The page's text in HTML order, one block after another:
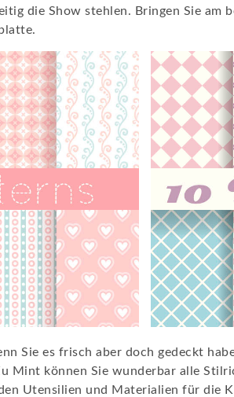
die Show stehlen. Bringen Sie am
Sie es frisch aber doch gedeckt
Mint können Sie wunderbar alle
Utensilien und Materialien für die